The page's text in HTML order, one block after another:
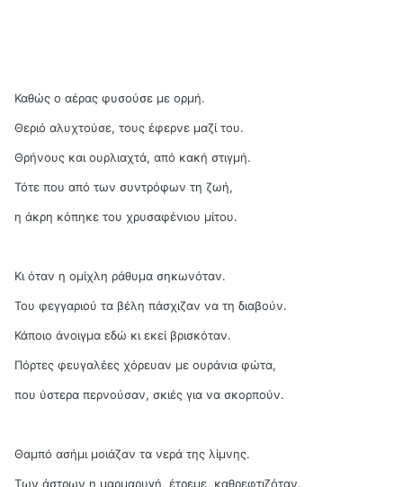
Καθώς ο αέρας φυσούσε με ορμή.
Θεριό αλυχτούσε, τους έφερνε μαζί του.
Θρήνους και ουρλιαχτά, από κακή στιγμή.
Τότε που από των συντρόφων τη ζωή,
η άκρη κόπηκε του χρυσαφένιου μίτου.
Κι όταν η ομίχλη ράθυμα σηκωνόταν.
Του φεγγαριού τα βέλη πάσχιζαν να τη διαβούν.
Κάποιο άνοιγμα εδώ κι εκεί βρισκόταν.
Πόρτες φευγαλέες χόρευαν με ουράνια φώτα,
που ύστερα περνούσαν, σκιές για να σκορπούν.
Θαμπό ασήμι μοιάζαν τα νερά της λίμνης.
Των άστρων η μαρμαρυγή, έτρεμε, καθρεφτιζόταν.